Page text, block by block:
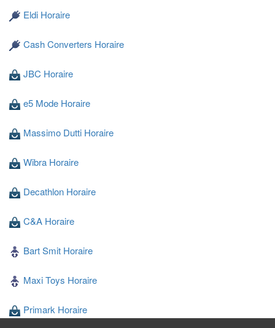
Eldi Horaire
Cash Converters Horaire
JBC Horaire
e5 Mode Horaire
Massimo Dutti Horaire
Wibra Horaire
Decathlon Horaire
C&A Horaire
Bart Smit Horaire
Maxi Toys Horaire
Primark Horaire